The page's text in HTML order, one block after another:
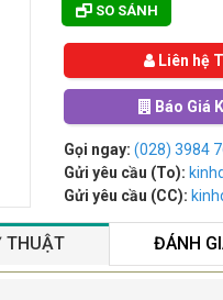
SO SÁNH
Liên hệ
Báo Giá
Gọi ngay: (028) 3984
Gửi yêu cầu (To):
Gửi yêu cầu (CC):
THUẬT ĐÁNH